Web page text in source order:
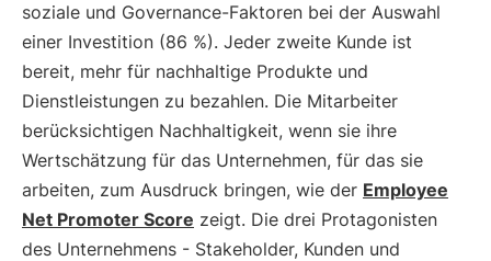
soziale und Governance-Faktoren bei der Auswahl
einer Investition (86 %). Jeder zweite Kunde ist
bereit, mehr für nachhaltige Produkte und
Dienstleistungen zu bezahlen. Die Mitarbeiter
berücksichtigen Nachhaltigkeit, wenn sie ihre
Wertschätzung für das Unternehmen, für das sie
arbeiten, zum Ausdruck bringen, wie der Employee
Net Promoter Score zeigt. Die drei Protagonisten
des Unternehmens - Stakeholder, Kunden und